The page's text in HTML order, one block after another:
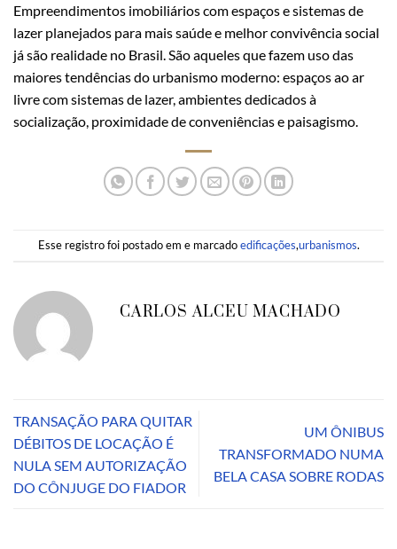
Empreendimentos imobiliários com espaços e sistemas de
lazer planejados para mais saúde e melhor convivência social
já são realidade no Brasil. São aqueles que fazem uso das
maiores tendências do urbanismo moderno: espaços ao ar
livre com sistemas de lazer, ambientes dedicados à
socialização, proximidade de conveniências e paisagismo.
Esse registro foi postado em e marcadoedificações,urbanismos.
CARLOS ALCEU MACHADO
TRANSAÇÃO PARA QUITAR
DÉBITOS DE LOCAÇÃO É
NULA SEM AUTORIZAÇÃO
DO CÔNJUGE DO FIADOR
UM ÔNIBUS
TRANSFORMADO NUMA
BELA CASA SOBRE RODAS